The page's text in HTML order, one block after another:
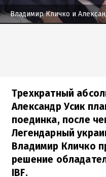
Владимир Кличко и
Трехкратный
Александр Усик
поединка, после
Легендарный
Владимир Кличко
решение
IBF.